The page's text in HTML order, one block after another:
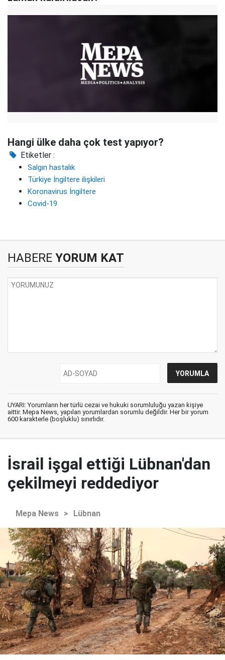
Hangi ülke daha çok test yapıyor?
Etiketler :
Salgın hastalık
Türkiye İngiltere ilişkileri
Koronavirus İngiltere
Covid-19
HABERE YORUM KAT
UYARI: Yorumların her türlü cezai ve hukuki sorumluluğu yazan kişiye
aittir. Mepa News, yapılan yorumlardan sorumlu değildir. Her bir yorum
600 karakterle (boşluklu) sınırlıdır.
İsrail işgal ettiği Lübnan'dan
çekilmeyi reddediyor
Mepa News > Lübnan